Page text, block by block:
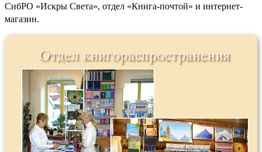
СибРО «Искры Света», отдел «Книга-почтой» и интернет-
магазин.